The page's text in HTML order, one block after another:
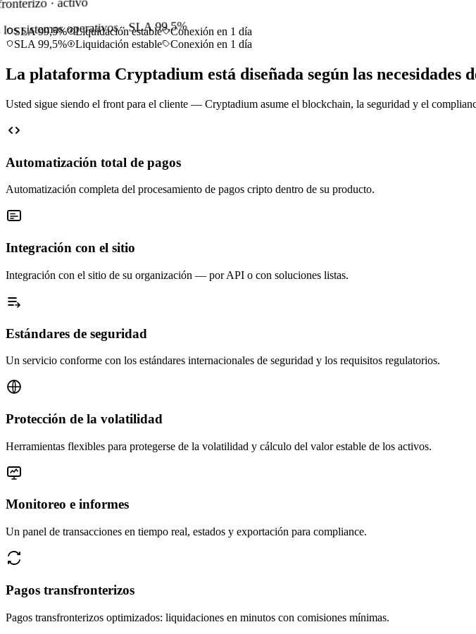
· activo
sistemas operativos · SLA 99,5%
SLA 99,5% Liquidación estable
Conexión en 1 día
SLA 99,5%
Liquidación estable Conexión en 1 día
La plataforma Cryptadium está diseñada según las necesidades
Usted sigue siendo el front para el cliente — Cryptadium asume el blockchain, la seguridad y el
Automatización total de pagos
Automatización completa del procesamiento de pagos cripto dentro de su producto.
Integración con el sitio
Integración con el sitio de su organización — por API o con soluciones listas.
Estándares de seguridad
Un servicio conforme con los estándares internacionales de seguridad y los requisitos regulatorios.
Protección de la volatilidad
Herramientas flexibles para protegerse de la volatilidad y cálculo del valor estable de los activos.
Monitoreo e informes
Un panel de transacciones en tiempo real, estados y exportación para compliance.
Pagos transfronterizos
Pagos transfronterizos optimizados: liquidaciones en minutos con comisiones mínimas.